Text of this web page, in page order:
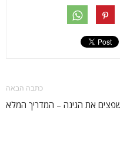
כתבה הבאה
את הגינה – המדריך המלא